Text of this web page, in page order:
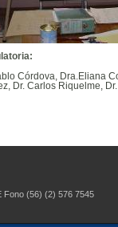
Córdova, Dra.Eliana
Dr. Carlos Riquelme,
Fono (56) (2) 576 7545